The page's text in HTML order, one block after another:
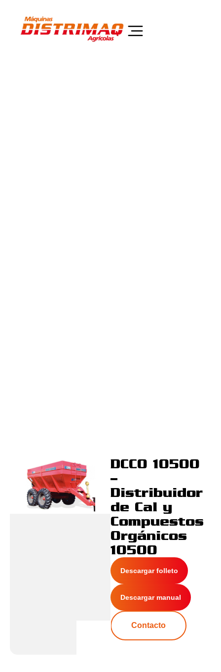
DCCO 10500
–
Distribuidor
de Cal y
Compuestos
Orgánicos
10500
Descargar folleto
Descargar manual
Contacto